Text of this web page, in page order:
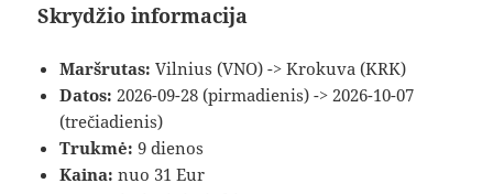
Skrydžio informacija
Maršrutas: Vilnius (VNO) -> Krokuva (KRK)
Datos: 2026-09-28 (pirmadienis) -> 2026-10-07
(trečiadienis)
Trukmė: 9 dienos
Kaina: nuo 31 Eur